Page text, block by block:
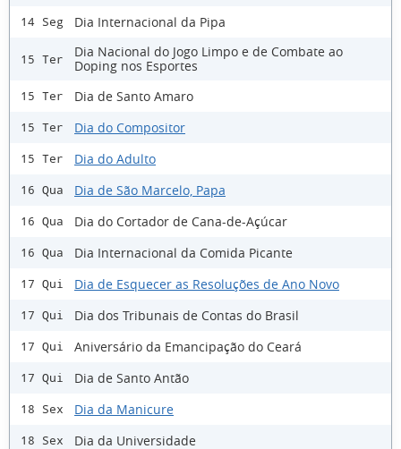
14 Seg Dia Internacional da Pipa
15 Ter
Dia Nacional do Jogo Limpo e de Combate ao
Doping nos Esportes
15 Ter Dia de Santo Amaro
15 Ter Dia do Compositor
15 Ter Dia do Adulto
16 Qua Dia de São Marcelo, Papa
16 Qua Dia do Cortador de Cana-de-Açúcar
16 Qua Dia Internacional da Comida Picante
17 Qui Dia de Esquecer as Resoluções de Ano Novo
17 Qui Dia dos Tribunais de Contas do Brasil
17 Qui Aniversário da Emancipação do Ceará
17 Qui Dia de Santo Antão
18 Sex Dia da Manicure
18 Sex Dia da Universidade